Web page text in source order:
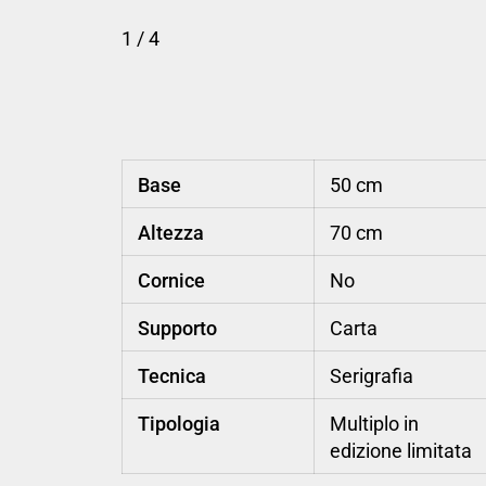
1 / 4
Base 50 cm
Altezza 70 cm
Cornice No
Supporto Carta
Tecnica Serigrafia
Tipologia
Multiplo in
edizione limitata